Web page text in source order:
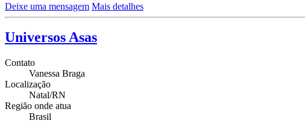
Deixe uma mensagem Mais detalhes
Universos Asas
Contato
Vanessa Braga
Localização
Natal/RN
Região onde atua
Brasil